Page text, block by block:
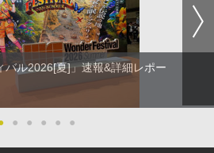
バル2026[夏]」速報&詳細レポー
● ● ● ● ●